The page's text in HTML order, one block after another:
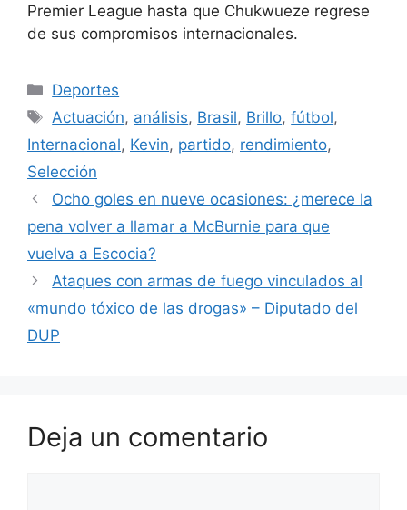
Premier League hasta que Chukwueze regrese
de sus compromisos internacionales.
Categorías
Deportes
Etiquetas
Actuación, análisis, Brasil, Brillo,fútbol,
Internacional, Kevin, partido, rendimiento,
Selección
Ocho goles en nueve ocasiones: ¿merece la
pena volver a llamar a McBurnie para que
vuelva a Escocia?
Ataques con armas de fuego vinculados al
«mundo tóxico de las drogas» – Diputado del
DUP
Deja un comentario